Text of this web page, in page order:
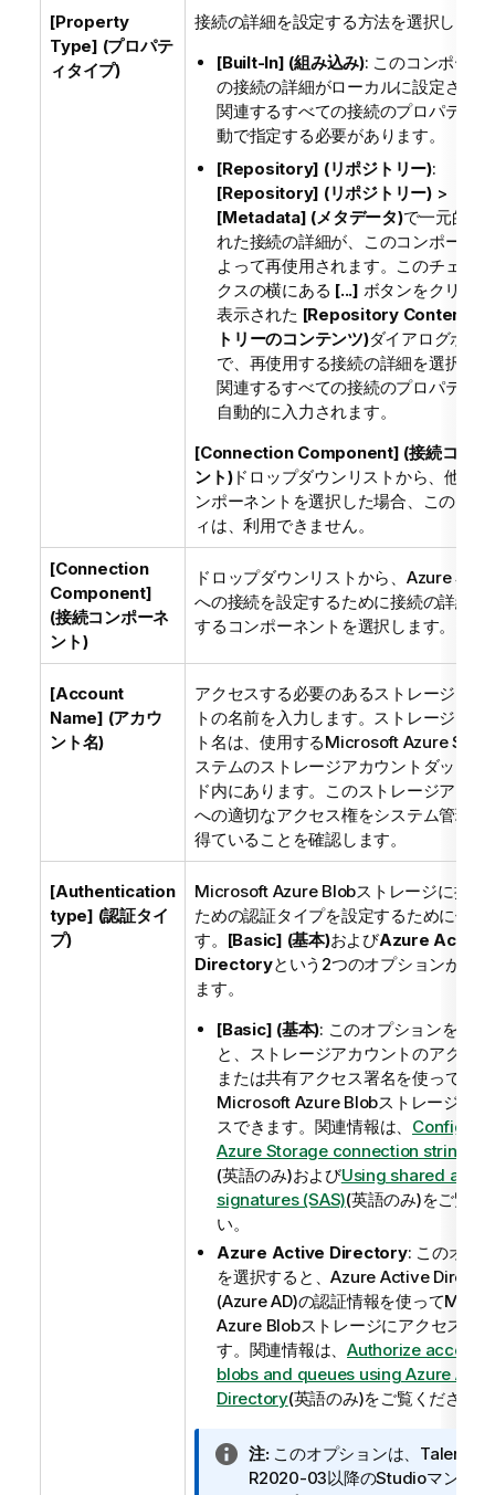
[Property
Type] (プロパテ
ィタイプ)
接続の詳細を設定する方法を選択します
[Built-In] (組み込み): このコンポーネ
の接続の詳細がローカルに設定され
関連するすべての接続のプロパティ
動で指定する必要があります。
[Repository] (リポジトリー):
[Repository] (リポジトリー)>
[Metadata] (メタデータ)で一元的に
れた接続の詳細が、このコンポーネ
よって再使用されます。このチェッ
クスの横にある [...] ボタンをクリッ
表示された [Repository Content] (
トリーのコンテンツ)ダイアログボッ
で、再使用する接続の詳細を選択す
関連するすべての接続のプロパティ
自動的に入力されます。
[Connection Component] (接続コンポ
ント)ドロップダウンリストから、他の
ンポーネントを選択した場合、このプロ
ィは、利用できません。
[Connection
Component]
(接続コンポーネ
ント)
ドロップダウンリストから、Azure
への接続を設定するために接続の詳細を
するコンポーネントを選択します。
[Account
Name] (アカウ
ント名)
アクセスする必要のあるストレージアカ
トの名前を入力します。ストレージアカ
ト名は、使用するMicrosoft Azure
ステムのストレージアカウントダッシュ
ド内にあります。このストレージアカウ
への適切なアクセス権をシステム管理者
得ていることを確認します。
[Authentication
type] (認証タイ
プ)
Microsoft Azure Blobストレージに接続
ための認証タイプを設定するために使わ
す。 [Basic] (基本)およびAzure Active
Directoryという2つのオプションが提
ます。
[Basic] (基本): このオプションを選択
と、ストレージアカウントのアクセ
または共有アクセス署名を使って
Microsoft Azure Blobストレージにア
スできます。関連情報は、
Azure Storage connection strings
(英語のみ)およびUsing shared
signatures (SAS)(英語のみ)をご覧く
い。
Azure Active Directory: このオプ
を選択すると、Azure Active
(Azure AD)の認証情報を使って
Azure Blobストレージにアクセスで
す。関連情報は、 Authorize access
blobs and queues using Azure
Directory(英語のみ)をご覧ください。
情
報
注:このオプションは、Talendの
R2020-03以降のStudioマンスリ